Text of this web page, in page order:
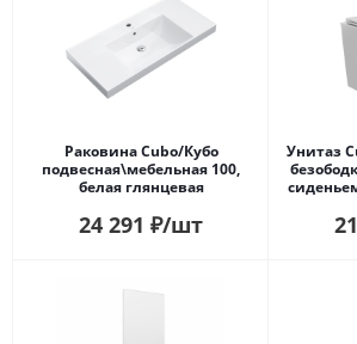
Раковина Cubo/Кубо
подвесная\мебельная 100,
белая глянцевая
24 291 ₽/шт
Унитаз